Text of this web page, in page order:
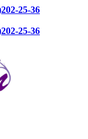
25-36
25-36